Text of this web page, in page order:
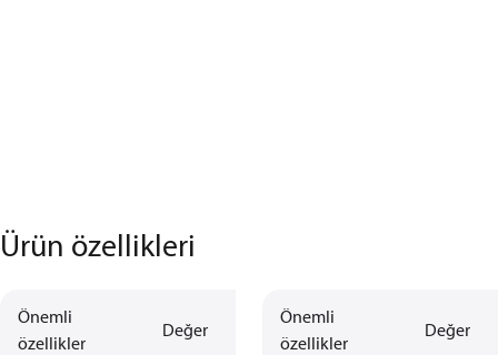
Ürün özellikleri
Önemli
özellikler
Değer
Önemli
özellikler
Değer